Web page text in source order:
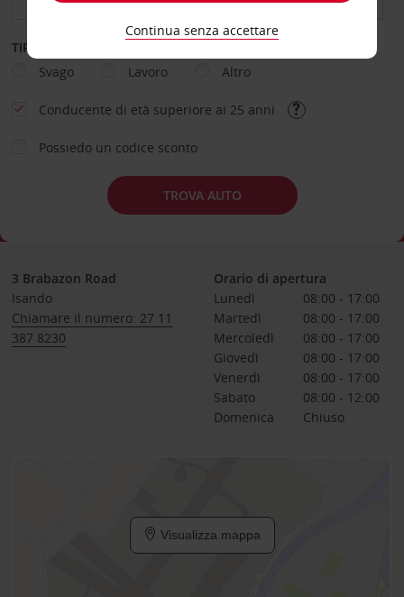
TIPOLOGIA DI NOLEGGIO
Svago
Lavoro Altro
Conducente di età superiore ai 25 anni
Possiedo un codice sconto
TROVA AUTO
3 Brabazon Road
Isando
Chiamare il numero: 27 11
387 8230
Orario di apertura
Lunedì
08:00 - 17:00
Martedì
08:00 - 17:00
Mercoledì
08:00 - 17:00
Giovedì
08:00 - 17:00
Venerdì
08:00 - 17:00
Sabato
08:00 - 12:00
Domenica
Chiuso
Visualizza mappa
Continua senza accettare